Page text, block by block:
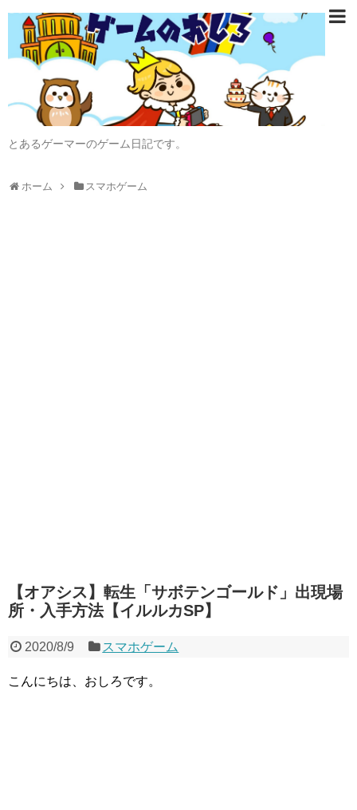
とあるゲーマーのゲーム日記です。
ホーム スマホゲーム
【オアシス】転生「サボテンゴールド」出現場
所・入手方法【イルルカSP】
2020/8/9 スマホゲーム
こんにちは、おしろです。